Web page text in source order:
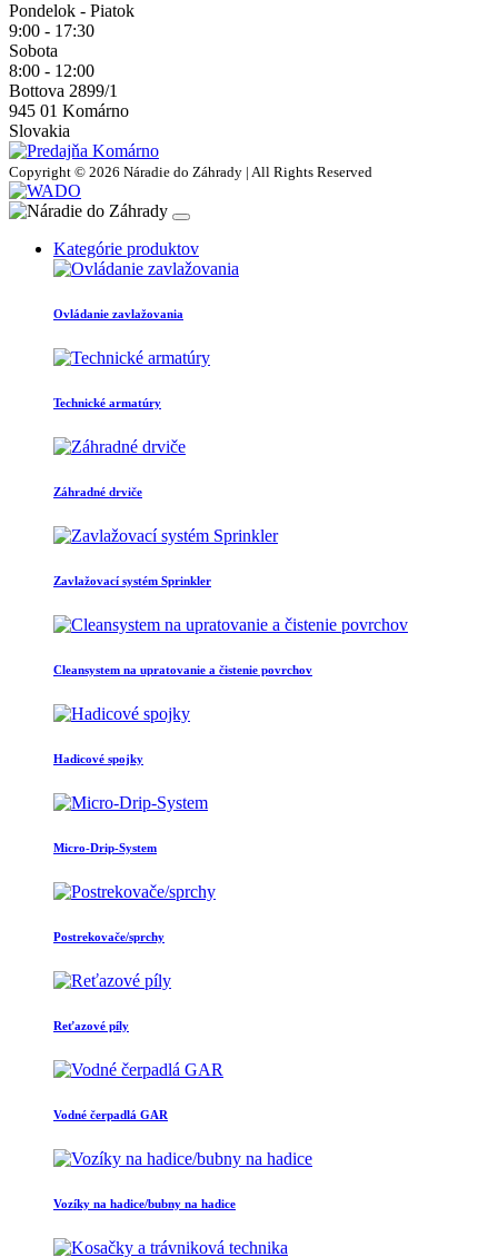
Pondelok - Piatok
9:00 - 17:30
Sobota
8:00 - 12:00
Bottova 2899/1
945 01 Komárno
Slovakia
Copyright © 2026 Náradie do Záhrady | All Rights Reserved
Kategórie produktov
Ovládanie zavlažovania
Technické armatúry
Záhradné drviče
Zavlažovací systém Sprinkler
Cleansystem na upratovanie a čistenie povrchov
Hadicové spojky
Micro-Drip-System
Postrekovače/sprchy
Reťazové píly
Vodné čerpadlá GAR
Vozíky na hadice/bubny na hadice